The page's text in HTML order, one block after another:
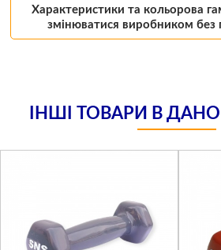
Характеристики та кольорова
змінюватися виробником
ІНШІ ТОВАРИ В